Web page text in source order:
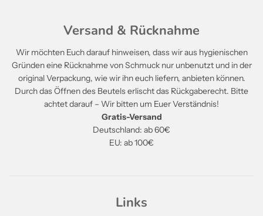
Versand & Rücknahme
Wir möchten Euch darauf hinweisen, dass wir aus hygienischen
Gründen eine Rücknahme von Schmuck nur unbenutzt und in der
original Verpackung, wie wir ihn euch liefern, anbieten können.
Durch das Öffnen des Beutels erlischt das Rückgaberecht. Bitte
achtet darauf – Wir bitten um Euer Verständnis!
Gratis-Versand
Deutschland: ab 60€
EU: ab 100€
Links